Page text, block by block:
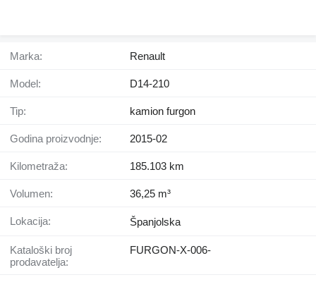
Marka: Renault
Model: D14-210
Tip: kamion furgon
Godina proizvodnje: 2015-02
Kilometraža: 185.103 km
Volumen: 36,25 m³
Lokacija: Španjolska
Kataloški broj
prodavatelja:
FURGON-X-006-